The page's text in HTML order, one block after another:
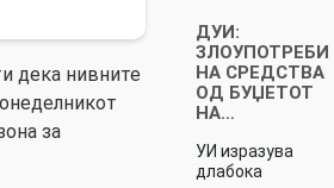
дека нивните
за
ДУИ:
ЗЛОУПОТРЕБИ
НА СРЕДСТВА
ОД БУЏЕТОТ
НА…
УИ изразува
длабока